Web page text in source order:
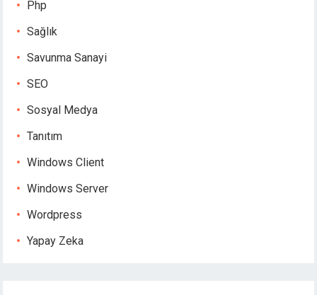
Php
Sağlık
Savunma Sanayi
SEO
Sosyal Medya
Tanıtım
Windows Client
Windows Server
Wordpress
Yapay Zeka